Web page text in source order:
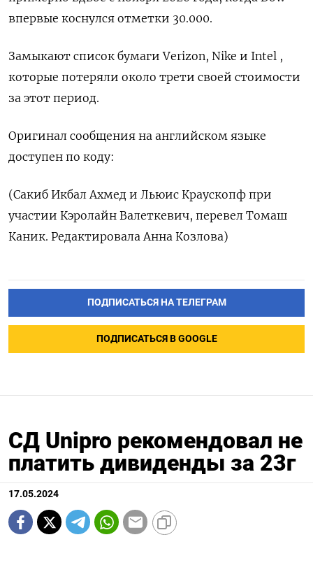
впервые коснулся отметки 30.000.
Замыкают список бумаги Verizon, Nike и Intel ,
которые потеряли около трети своей стоимости
за этот период.
Оригинал сообщения на английском языке
доступен по коду:
(Сакиб Икбал Ахмед и Льюис Краускопф при
участии Кэролайн Валеткевич, перевел Томаш
Каник. Редактировала Анна Козлова)
ПОДПИСАТЬСЯ НА ТЕЛЕГРАМ
ПОДПИСАТЬСЯ В GOOGLE
СД Unipro рекомендовал не
платить дивиденды за 23г
17.05.2024